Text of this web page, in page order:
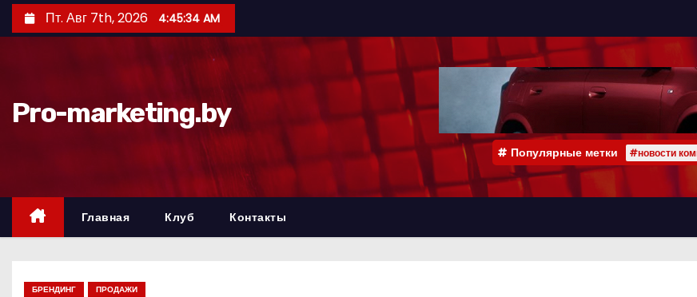
е
д
Пт. Авг 7th, 2026 4:45:35 AM
Pro-marketing.by
Популярные метки #новости
Главная Клуб Контакты
БРЕНДИНГ ПРОДАЖИ